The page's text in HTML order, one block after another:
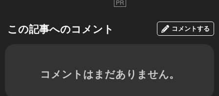
PR
この記事へのコメント コメントする
コメントはまだありません。